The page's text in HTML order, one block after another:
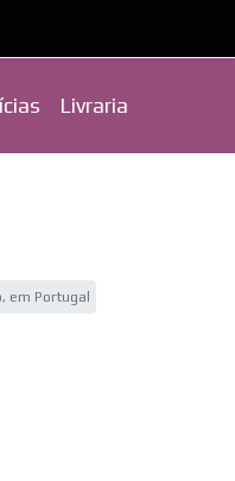
Livraria
em Portugal